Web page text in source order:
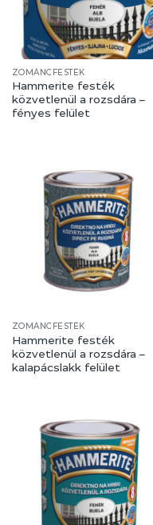
ZOMÁNCFESTÉK
Hammerite festék
közvetlenül a rozsdára –
fényes felület
ZOMÁNCFESTÉK
Hammerite festék
közvetlenül a rozsdára –
kalapácslakk felület